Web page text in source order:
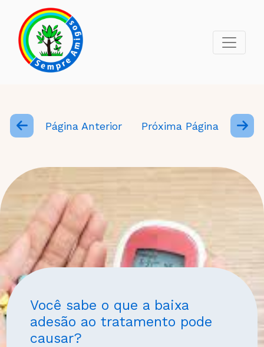
Página Anterior Próxima Página
Você sabe o que a baixa
adesão ao tratamento pode
causar?